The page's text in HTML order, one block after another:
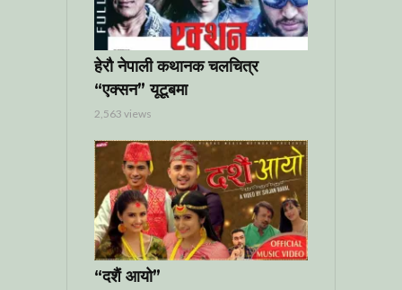
हेरौ नेपाली कथानक चलचित्र
“एक्सन” यूटूबमा
2,563 views
“दशैं आयो”